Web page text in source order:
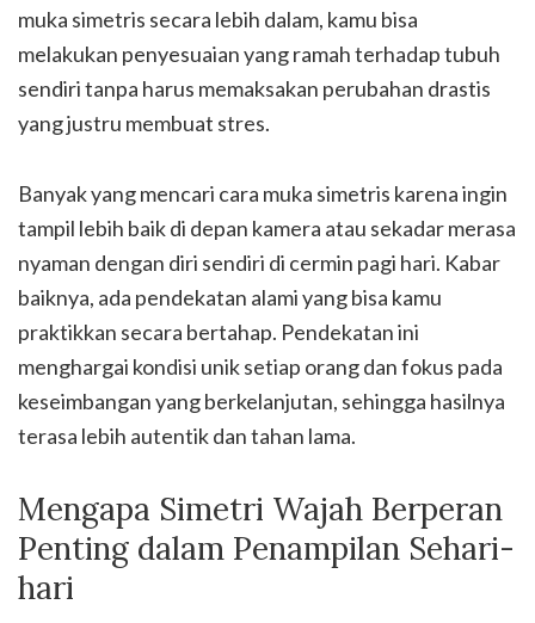
muka simetris secara lebih dalam, kamu bisa
melakukan penyesuaian yang ramah terhadap tubuh
sendiri tanpa harus memaksakan perubahan drastis
yang justru membuat stres.
Banyak yang mencari cara muka simetris karena ingin
tampil lebih baik di depan kamera atau sekadar merasa
nyaman dengan diri sendiri di cermin pagi hari. Kabar
baiknya, ada pendekatan alami yang bisa kamu
praktikkan secara bertahap. Pendekatan ini
menghargai kondisi unik setiap orang dan fokus pada
keseimbangan yang berkelanjutan, sehingga hasilnya
terasa lebih autentik dan tahan lama.
Mengapa Simetri Wajah Berperan
Penting dalam Penampilan Sehari-
hari